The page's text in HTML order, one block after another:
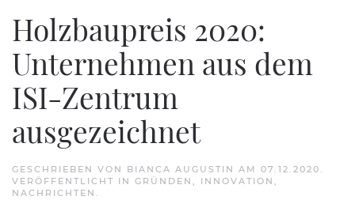
Holzbaupreis 2020:
Unternehmen aus dem
ISI-Zentrum
ausgezeichnet
GESCHRIEBEN VON BIANCA AUGUSTIN AM 07.12.2020 .
VERÖFFENTLICHT IN GRÜNDEN , INNOVATION ,
NACHRICHTEN .